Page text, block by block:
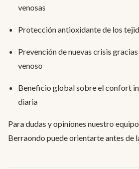
venosas
Protección antioxidante de los
Prevención de nuevas crisis
venoso
Beneficio global sobre el confort
diaria
Para dudas y opiniones nuestro
Berraondo puede orientarte antes de